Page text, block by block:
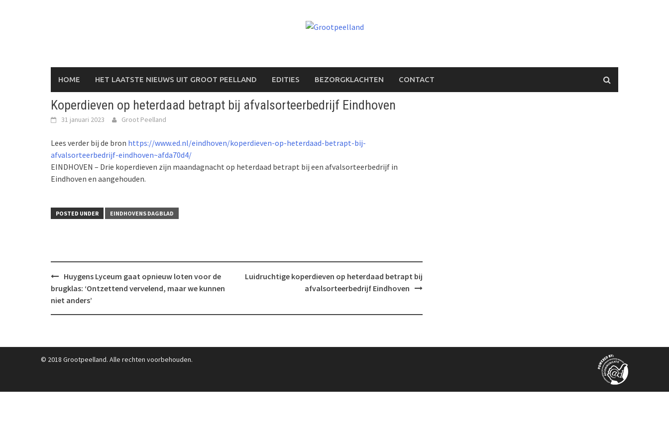
HOME HET LAATSTE NIEUWS UIT GROOT PEELLAND EDITIES BEZORGKLACHTEN CONTACT
Koperdieven op heterdaad betrapt bij afvalsorteerbedrijf Eindhoven
31 januari 2023 Groot Peelland
Lees verder bij de bron https://www.ed.nl/eindhoven/koperdieven-op-heterdaad-betrapt-bij-
afvalsorteerbedrijf-eindhoven~afda70d4/
EINDHOVEN – Drie koperdieven zijn maandagnacht op heterdaad betrapt bij een afvalsorteerbedrijf in
Eindhoven en aangehouden.
POSTED UNDER EINDHOVENS DAGBLAD
Post
navigation
Huygens Lyceum gaat opnieuw loten voor de
brugklas: ‘Ontzettend vervelend, maar we kunnen
niet anders’
Luidruchtige koperdieven op heterdaad betrapt bij
afvalsorteerbedrijf Eindhoven
© 2018 Grootpeelland. Alle rechten voorbehouden.